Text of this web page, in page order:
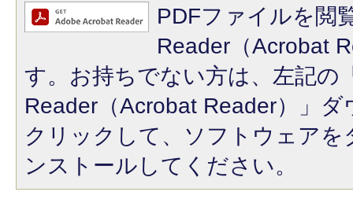
PDFファイルを閲
Reader（Acrobat
す。お持ちでない方は、左記の
Reader（Acrobat Reader）」
クリックして、ソフトウェア
ンストールしてください。